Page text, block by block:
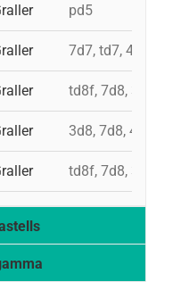
pd5
7d7, td7, 4d8,
td8f, 7d8, 3d9f,
3d8, 7d8, 4d8,
td8f, 7d8, 3d8,